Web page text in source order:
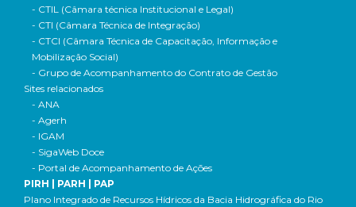
- CTIL (Câmara técnica Institucional e Legal)
- CTI (Câmara Técnica de Integração)
- CTCI (Câmara Técnica de Capacitação, Informação e
Mobilização Social)
- Grupo de Acompanhamento do Contrato de Gestão
Sites relacionados
- ANA
- Agerh
- IGAM
- SigaWeb Doce
- Portal de Acompanhamento de Ações
PIRH | PARH | PAP
Plano Integrado de Recursos Hídricos da Bacia Hidrográfica do Rio